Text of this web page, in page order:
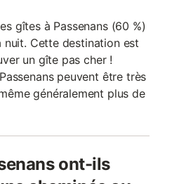
gîtes à Passenans (60 %)
Cette destination est
un gîte pas cher !
peuvent être très
généralement plus de
ont-ils